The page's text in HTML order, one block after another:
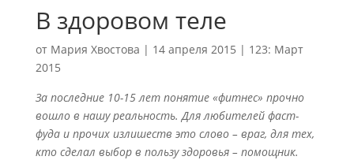
В здоровом теле
от Мария Хвостова | 14 апреля 2015 | 123: Март
2015
За последние 10-15 лет понятие «фитнес» прочно
вошло в нашу реальность. Для любителей фаст-
фуда и прочих излишеств это слово – враг, для тех,
кто сделал выбор в пользу здоровья – помощник.